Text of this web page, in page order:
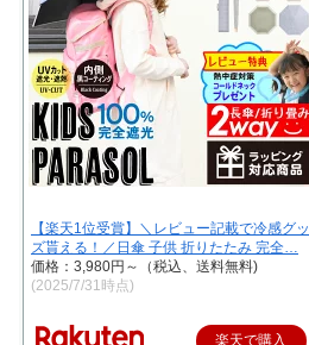
【楽天1位受賞】＼レビュー記載で冷感グッ
ズ貰える！／日傘 子供 折りたたみ 完全…
価格：3,980円～（税込、送料無料)
(2025/7/31時点)
楽天で購入